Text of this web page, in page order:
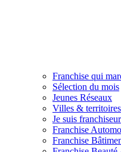
Franchise qui
Sélection du mois
Jeunes Réseaux
Villes & territoires
Je suis franchiseur
Franchise
Franchise